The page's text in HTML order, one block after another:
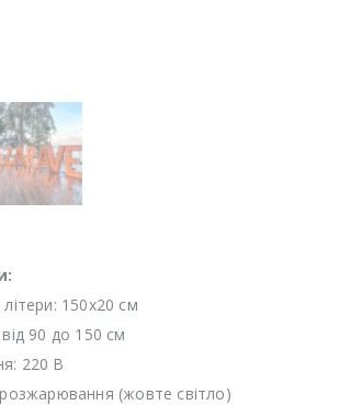
150х20 см
90 до 150 см
220 В
(жовте світло)